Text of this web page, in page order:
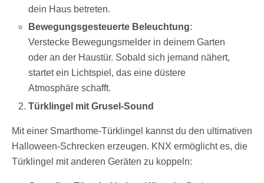
dein Haus betreten.
Bewegungsgesteuerte Beleuchtung:
Verstecke Bewegungsmelder in deinem Garten
oder an der Haustür. Sobald sich jemand nähert,
startet ein Lichtspiel, das eine düstere
Atmosphäre schafft.
Türklingel mit Grusel-Sound
Mit einer Smarthome-Türklingel kannst du den ultimativen
Halloween-Schrecken erzeugen. KNX ermöglicht es, die
Türklingel mit anderen Geräten zu koppeln: